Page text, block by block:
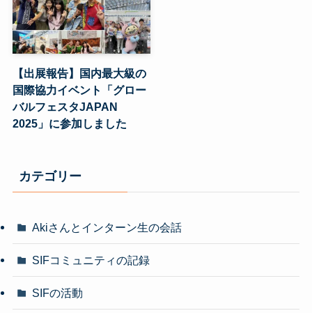
【出展報告】国内最大級の
国際協力イベント「グロー
バルフェスタJAPAN
2025」に参加しました
カテゴリー
Akiさんとインターン生の会話
SIFコミュニティの記録
SIFの活動